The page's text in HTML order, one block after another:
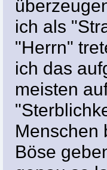
ich als
"Herrn"
ich das
meisten
Menschen
Böse